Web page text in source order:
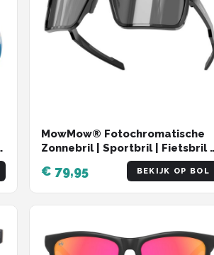
MowMow® Fotochromatische
Zonnebril | Sportbril | Fietsbril |
Wintersport | LuxaLens |
SuperHero-001
€ 79,95 BEKIJK OP BOL